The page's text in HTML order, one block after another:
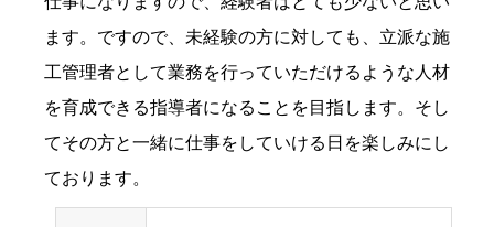
ます。ですので、未経験の方に対しても、立派な施
工管理者として業務を行っていただけるような人材
を育成できる指導者になることを目指します。そし
てその方と一緒に仕事をしていける日を楽しみにし
ております。